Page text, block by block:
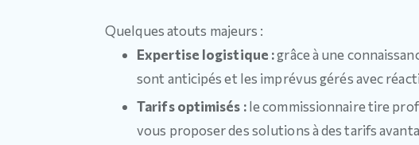
Quelques atouts majeurs :
Expertise logistique :grâce à une
sont anticipés et les imprévus gérés avec
Tarifs optimisés :le commissionnaire tire
vous proposer des solutions à des tarifs